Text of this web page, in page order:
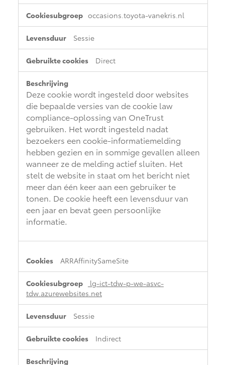
occasions.toyota-vanekris.nl
Sessie
Direct
Deze cookie wordt ingesteld door websites
die bepaalde versies van de cookie law
compliance-oplossing van OneTrust
gebruiken. Het wordt ingesteld nadat
bezoekers een cookie-informatiemelding
hebben gezien en in sommige gevallen alleen
wanneer ze de melding actief sluiten. Het
stelt de website in staat om het bericht niet
meer dan één keer aan een gebruiker te
tonen. De cookie heeft een levensduur van
een jaar en bevat geen persoonlijke
informatie.
ARRAffinitySameSite
lg-ict-tdw-p-we-asvc-
tdw.azurewebsites.net
Sessie
Indirect